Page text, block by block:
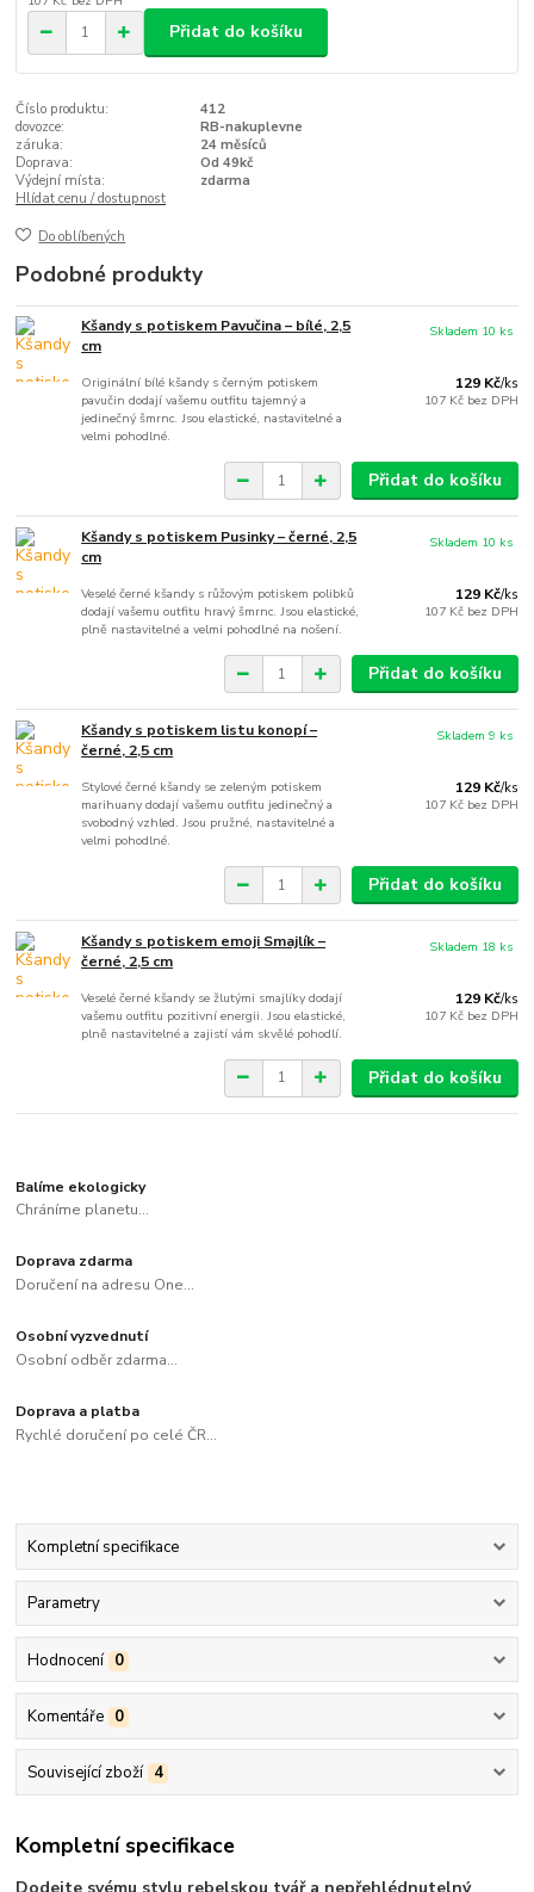
Přidat do košíku
Číslo produktu:
412
dovozce:
RB-nakuplevne
záruka:
24 měsíců
Doprava:
Od 49kč
Výdejní místa:
zdarma
Hlídat cenu / dostupnost
Do oblíbených
Podobné produkty
Kšandy s potiskem Pavučina – bílé, 2,5
cm
Originální bílé kšandy s černým potiskem
pavučin dodají vašemu outfitu tajemný a
jedinečný šmrnc. Jsou elastické, nastavitelné a
velmi pohodlné.
129 Kč/ks
107 Kč bez DPH
Skladem 10 ks
Přidat do košíku
Kšandy s potiskem Pusinky – černé, 2,5
cm
Veselé černé kšandy s růžovým potiskem polibků
dodají vašemu outfitu hravý šmrnc. Jsou elastické,
plně nastavitelné a velmi pohodlné na nošení.
129 Kč/ks
107 Kč bez DPH
Skladem 10 ks
Přidat do košíku
Kšandy s potiskem listu konopí –
černé, 2,5 cm
Stylové černé kšandy se zeleným potiskem
marihuany dodají vašemu outfitu jedinečný a
svobodný vzhled. Jsou pružné, nastavitelné a
velmi pohodlné.
129 Kč/ks
107 Kč bez DPH
Skladem 9 ks
Přidat do košíku
Kšandy s potiskem emoji Smajlík –
černé, 2,5 cm
Veselé černé kšandy se žlutými smajlíky dodají
vašemu outfitu pozitivní energii. Jsou elastické,
plně nastavitelné a zajistí vám skvělé pohodlí.
129 Kč/ks
107 Kč bez DPH
Skladem 18 ks
Přidat do košíku
Balíme ekologicky
Chráníme planetu...
Doprava zdarma
Doručení na adresu One...
Osobní vyzvednutí
Osobní odběr zdarma...
Doprava a platba
Rychlé doručení po celé ČR...
Kompletní specifikace
Parametry
Hodnocení 0
Komentáře 0
Související zboží 4
Kompletní specifikace
Dodejte svému stylu rebelskou tvář a nepřehlédnutelný